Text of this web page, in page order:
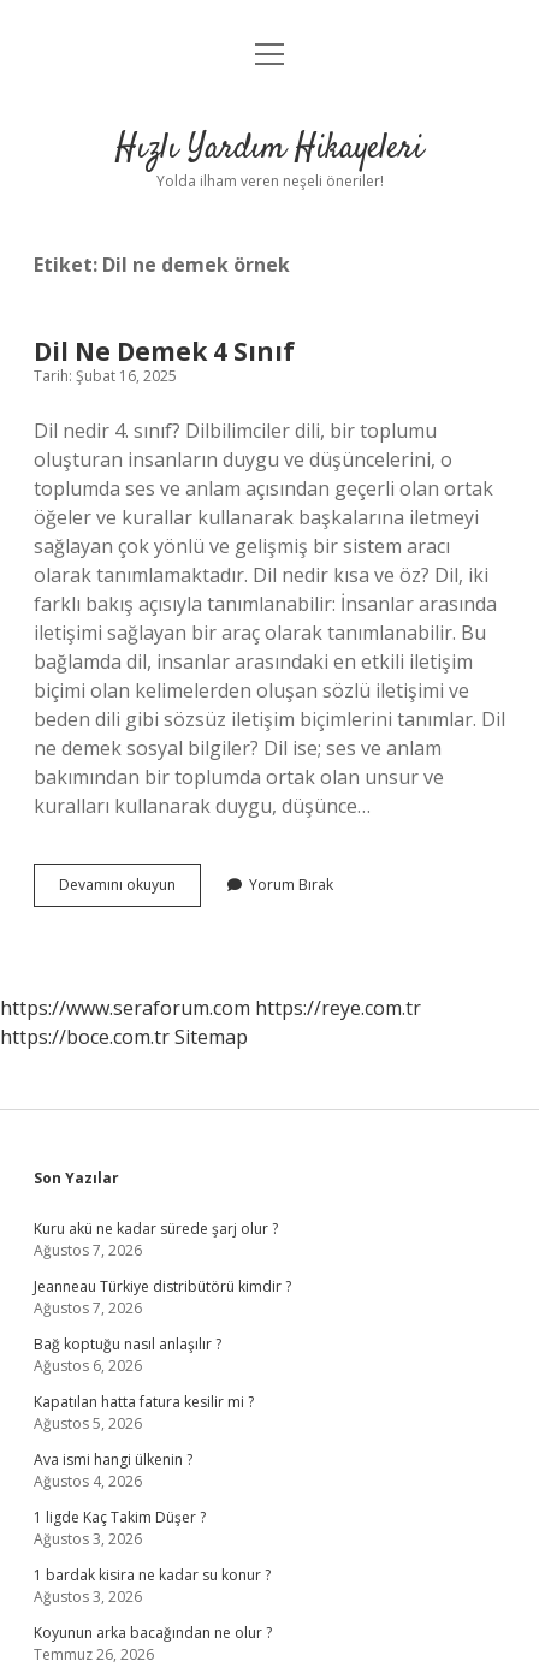
Anasayfa
Yasal Uyarı
menüyü
Hızlı Yardım Hikayeleri
Yolda ilham veren neşeli öneriler!
Etiket: Dil ne demek örnek
Dil Ne Demek 4 Sınıf
Tarih: Şubat 16, 2025
Dil nedir 4. sınıf? Dilbilimciler dili, bir toplumu
oluşturan insanların duygu ve düşüncelerini, o
toplumda ses ve anlam açısından geçerli olan ortak
öğeler ve kurallar kullanarak başkalarına iletmeyi
sağlayan çok yönlü ve gelişmiş bir sistem aracı
olarak tanımlamaktadır. Dil nedir kısa ve öz? Dil, iki
farklı bakış açısıyla tanımlanabilir: İnsanlar arasında
iletişimi sağlayan bir araç olarak tanımlanabilir. Bu
bağlamda dil, insanlar arasındaki en etkili iletişim
biçimi olan kelimelerden oluşan sözlü iletişimi ve
beden dili gibi sözsüz iletişim biçimlerini tanımlar. Dil
ne demek sosyal bilgiler? Dil ise; ses ve anlam
bakımından bir toplumda ortak olan unsur ve
kuralları kullanarak duygu, düşünce…
Devamını okuyun
Ne
Yorum Bırak
https://www.seraforum.com https://reye.com.tr
https://boce.com.trSitemap
Sidebar
Son Yazılar
Kuru akü ne kadar sürede şarj olur ?
Ağustos 7, 2026
Jeanneau Türkiye distribütörü kimdir ?
Ağustos 7, 2026
Bağ koptuğu nasıl anlaşılır ?
Ağustos 6, 2026
Kapatılan hatta fatura kesilir mi ?
Ağustos 5, 2026
Ava ismi hangi ülkenin ?
Ağustos 4, 2026
1 ligde Kaç Takim Düşer ?
Ağustos 3, 2026
1 bardak kisira ne kadar su konur ?
Ağustos 3, 2026
Koyunun arka bacağından ne olur ?
Temmuz 26, 2026